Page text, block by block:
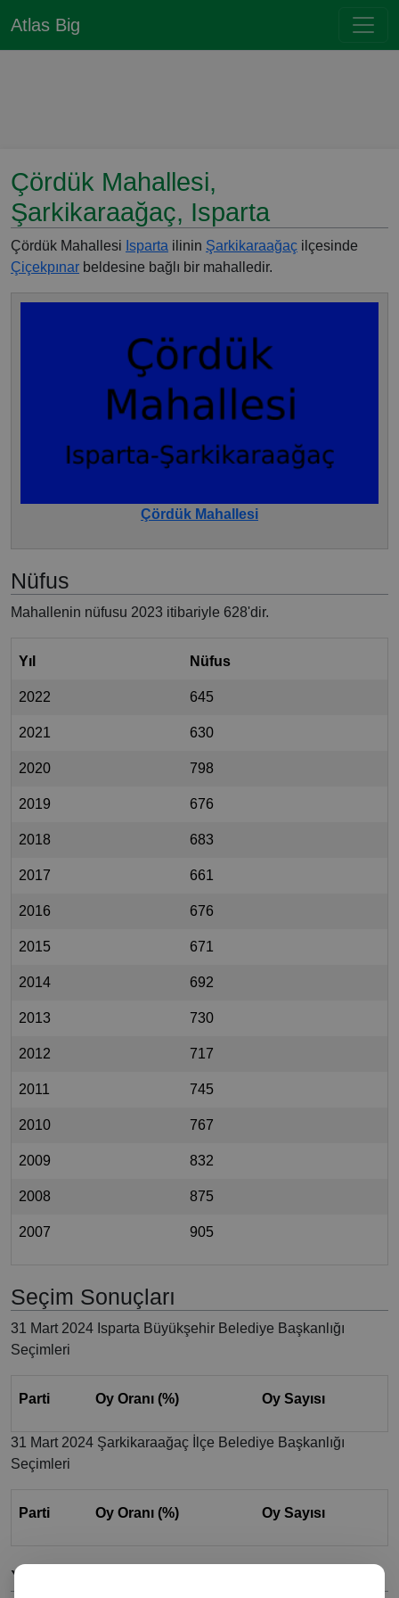
Atlas Big
Çördük Mahallesi,
Şarkikaraağaç, Isparta
Çördük Mahallesi Isparta ilinin Şarkikaraağaç ilçesinde
Çiçekpınar beldesine bağlı bir mahalledir.
Çördük Mahallesi
Nüfus
Mahallenin nüfusu 2023 itibariyle 628'dir.
Yıl Nüfus
2022 645
2021 630
2020 798
2019 676
2018 683
2017 661
2016 676
2015 671
2014 692
2013 730
2012 717
2011 745
2010 767
2009 832
2008 875
2007 905
Seçim Sonuçları
31 Mart 2024 Isparta Büyükşehir Belediye Başkanlığı
Seçimleri
Parti Oy Oranı (%) Oy Sayısı
31 Mart 2024 Şarkikaraağaç İlçe Belediye Başkanlığı
Seçimleri
Parti Oy Oranı (%) Oy Sayısı
Yorumlar